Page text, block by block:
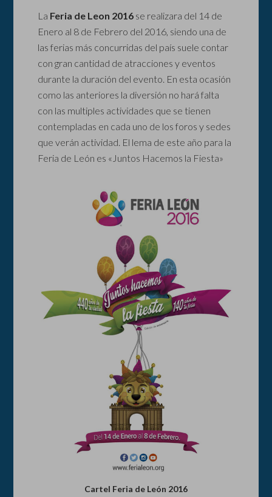
La Feria de Leon 2016 se realizara del 14 de
Enero al 8 de Febrero del 2016, siendo una de
las ferias más concurridas del país suele contar
con gran cantidad de atracciones y eventos
durante la duración del evento. En esta ocasión
como las anteriores la diversión no hará falta
con las multiples actividades que se tienen
contempladas en cada uno de los foros y sedes
que verán actividad. El lema de este año para la
Feria de León es «Juntos Hacemos la Fiesta»
Cartel Feria de León 2016